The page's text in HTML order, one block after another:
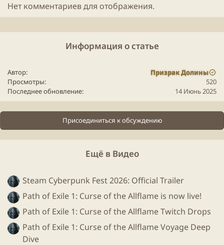
Нет комментариев для отображения.
Информация о статье
Автор
Призрак Долины
Просмотры
520
Последнее обновление
14 Июнь 2025
Присоединиться к обсуждению
Ещё в Видео
Steam Cyberpunk Fest 2026: Official Trailer
Path of Exile 1: Curse of the Allflame is now live!
Path of Exile 1: Curse of the Allflame Twitch Drops
Path of Exile 1: Curse of the Allflame Voyage Deep
Dive